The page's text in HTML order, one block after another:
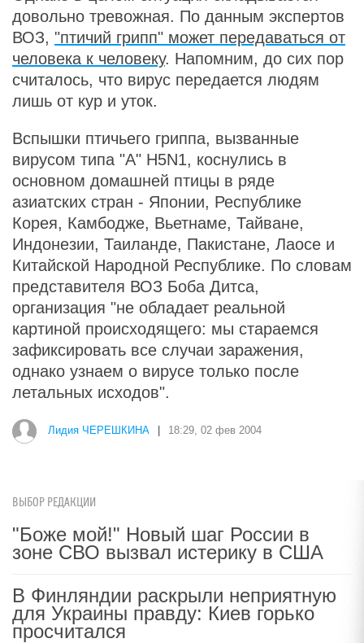
довольно тревожная. По данным экспертов
ВОЗ, "птичий грипп" может передаваться от
человека к человеку. Напомним, до сих пор
считалось, что вирус передается людям
лишь от кур и уток.
Вспышки птичьего гриппа, вызванные
вирусом типа "А" Н5N1, коснулись в
основном домашней птицы в ряде
азиатских стран - Японии, Республике
Корея, Камбодже, Вьетнаме, Тайване,
Индонезии, Таиланде, Пакистане, Лаосе и
Китайской Народной Республике. По словам
представителя ВОЗ Боба Дитса,
организация "не обладает реальной
картиной происходящего: мы стараемся
зафиксировать все случаи заражения,
однако узнаем о вирусе только после
летальных исходов".
Лидия ЧЕРЕШКИНА 18:29, 02 фев 2004
ВЫБОР РЕДАКЦИИ
"Боже мой!" Новый шаг России в
зоне СВО вызвал истерику в США
В Финляндии раскрыли неприятную
для Украины правду: Киев горько
просчитался